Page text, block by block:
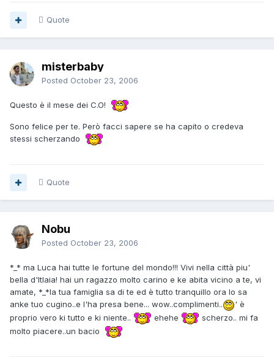
Quote
misterbaby
Posted October 23, 2006
Questo è il mese dei C.O!
Sono felice per te. Però facci sapere se ha capito o credeva
stessi scherzando
Quote
Nobu
Posted October 23, 2006
*_* ma Luca hai tutte le fortune del mondo!!! Vivi nella città piu'
bella d'Itlaia! hai un ragazzo molto carino e ke abita vicino a te, vi
amate, *_*la tua famiglia sa di te ed è tutto tranquillo ora lo sa
anke tuo cugino..e l'ha presa bene... wow..complimenti..
' è
proprio vero ki tutto e ki niente..
ehehe
scherzo.. mi fa
molto piacere..un bacio